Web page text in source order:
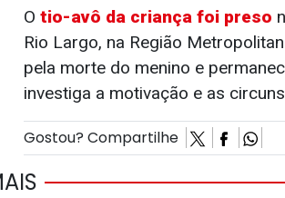
O tio-avô da criança foi preso
Rio Largo, na Região
pela morte do menino e
investiga a motivação e as
Gostou? Compartilhe